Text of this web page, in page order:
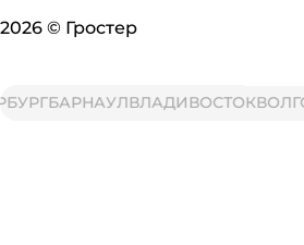
2026 © Гростер
БАРНАУЛВЛАДИВОСТОК